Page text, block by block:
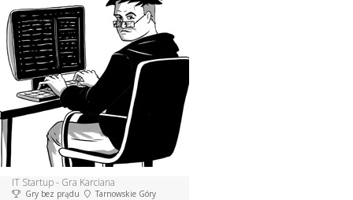
IT Startup - Gra Karciana
Gry bez prądu Tarnowskie Góry